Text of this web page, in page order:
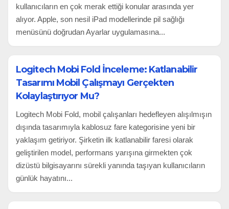
kullanıcıların en çok merak ettiği konular arasında yer
alıyor. Apple, son nesil iPad modellerinde pil sağlığı
menüsünü doğrudan Ayarlar uygulamasına...
Logitech Mobi Fold İnceleme: Katlanabilir
Tasarımı Mobil Çalışmayı Gerçekten
Kolaylaştırıyor Mu?
Logitech Mobi Fold, mobil çalışanları hedefleyen alışılmışın
dışında tasarımıyla kablosuz fare kategorisine yeni bir
yaklaşım getiriyor. Şirketin ilk katlanabilir faresi olarak
geliştirilen model, performans yarışına girmekten çok
dizüstü bilgisayarını sürekli yanında taşıyan kullanıcıların
günlük hayatını...